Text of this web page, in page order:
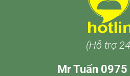
(Hỗ trợ
Mr Tuấn